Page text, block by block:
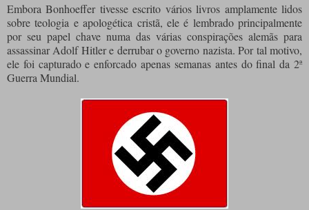
Embora Bonhoeffer tivesse escrito vários livros amplamente lidos
sobre teologia e apologética cristã, ele é lembrado principalmente
por seu papel chave numa das várias conspirações alemãs para
assassinar Adolf Hitler e derrubar o governo nazista. Por tal motivo,
ele foi capturado e enforcado apenas semanas antes do final da 2ª
Guerra Mundial.